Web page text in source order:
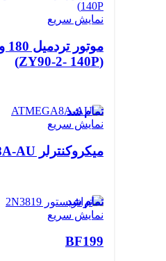
نمایش سریع
(ZY90-2- 140P)
تمام شد
نمایش سریع
میکروکنترلر ATMEGA8A-AU
تمام شد
نمایش سریع
BF199